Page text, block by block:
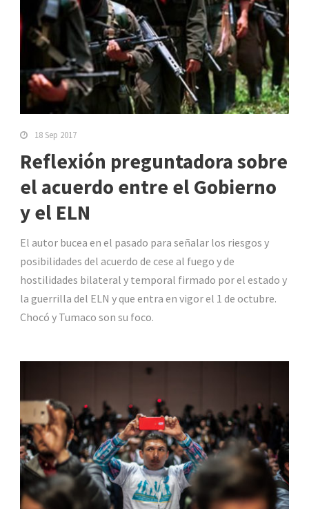
18 Sep 2017
Reflexión preguntadora sobre
el acuerdo entre el Gobierno
y el ELN
El autor bucea en el pasado para señalar los riesgos y
posibilidades del acuerdo de cese al fuego y de
hostilidades bilateral y temporal firmado por el estado y
la guerrilla del ELN y que entra en vigor el 1 de octubre.
Chocó y Tumaco son su foco.